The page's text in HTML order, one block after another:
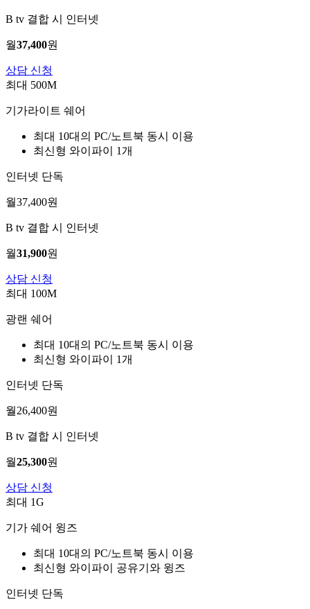
B tv 결합 시 인터넷
월37,400원
상담 신청
최대 500M
기가라이트 쉐어
최대 10대의 PC/노트북 동시 이용
최신형 와이파이 1개
인터넷 단독
월37,400원
B tv 결합 시 인터넷
월31,900원
상담 신청
최대 100M
광랜 쉐어
최대 10대의 PC/노트북 동시 이용
최신형 와이파이 1개
인터넷 단독
월26,400원
B tv 결합 시 인터넷
월25,300원
상담 신청
최대 1G
기가 쉐어 윙즈
최대 10대의 PC/노트북 동시 이용
최신형 와이파이 공유기와 윙즈
인터넷 단독